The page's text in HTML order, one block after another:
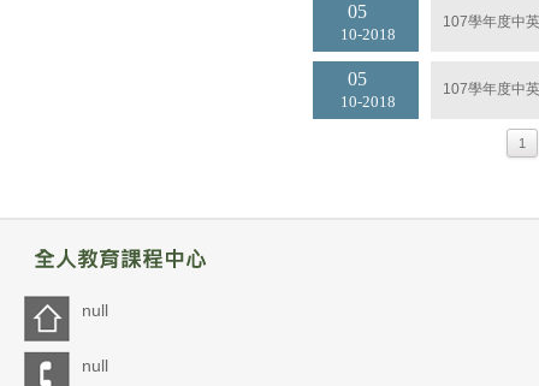
10 2018
05 107學年度中
10 2018
05 107學年度中
1
null
null